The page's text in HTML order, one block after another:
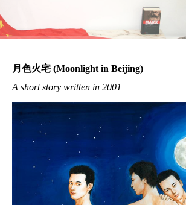
月色火宅 (Moonlight in Beijing)
A short story written in 2001